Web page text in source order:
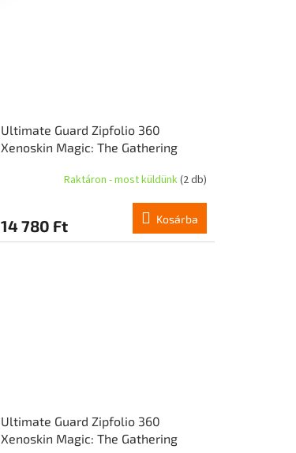
Ultimate Guard Zipfolio 360
Xenoskin Magic: The Gathering
Raktáron - most küldünk(2 db)
14 780 Ft Kosárba
Ultimate Guard Zipfolio 360
Xenoskin Magic: The Gathering